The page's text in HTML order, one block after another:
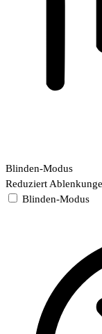
Blinden-Modus
Reduziert
Blinden-Modus